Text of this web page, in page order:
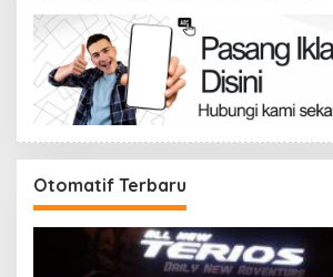
Otomatif Terbaru